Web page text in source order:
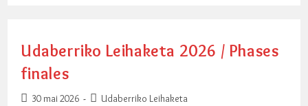
Udaberriko Leihaketa 2026 / Phases
finales
Publication
30 mai 2026
PostUdaberriko Leihaketa